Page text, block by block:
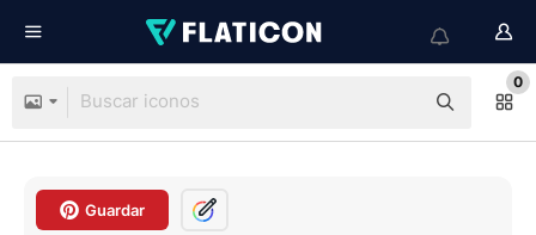
0
Guardar